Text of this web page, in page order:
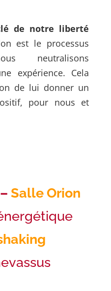
de notre liberté
est le processus
neutralisons
expérience. Cela
de lui donner un
pour nous et
–Salle Orion